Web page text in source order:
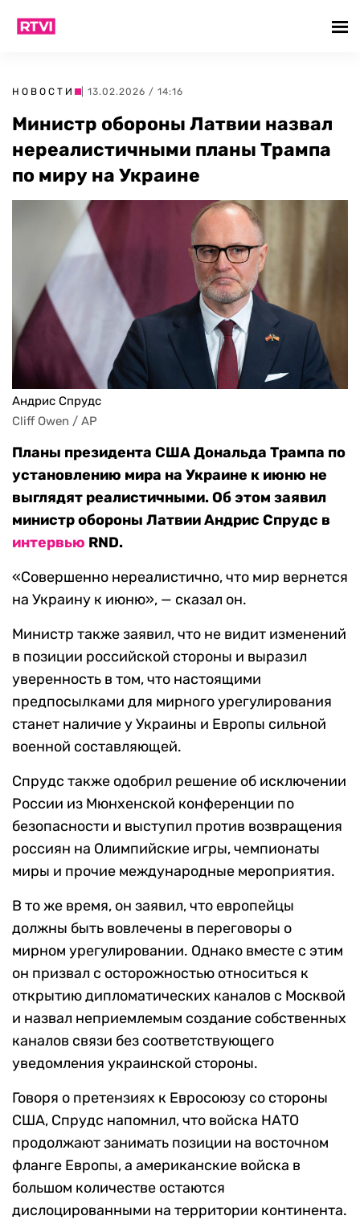
НОВОСТИ | 13.02.2026 / 14:16
Министр обороны Латвии назвал
нереалистичными планы Трампа
по миру на Украине
Андрис Спрудс
Cliff Owen / AP
Планы президента США Дональда Трампа по
установлению мира на Украине к июню не
выглядят реалистичными. Об этом заявил
министр обороны Латвии Андрис Спрудс в
интервью RND.
«Совершенно нереалистично, что мир вернется
на Украину к июню», — сказал он.
Министр также заявил, что не видит изменений
в позиции российской стороны и выразил
уверенность в том, что настоящими
предпосылками для мирного урегулирования
станет наличие у Украины и Европы сильной
военной составляющей.
Спрудс также одобрил решение об исключении
России из Мюнхенской конференции по
безопасности и выступил против возвращения
россиян на Олимпийские игры, чемпионаты
миры и прочие международные мероприятия.
В то же время, он заявил, что европейцы
должны быть вовлечены в переговоры о
мирном урегулировании. Однако вместе с этим
он призвал с осторожностью относиться к
открытию дипломатических каналов с Москвой
и назвал неприемлемым создание собственных
каналов связи без соответствующего
уведомления украинской стороны.
Говоря о претензиях к Евросоюзу со стороны
США, Спрудс напомнил, что войска НАТО
продолжают занимать позиции на восточном
фланге Европы, а американские войска в
большом количестве остаются
дислоцированными на территории континента.